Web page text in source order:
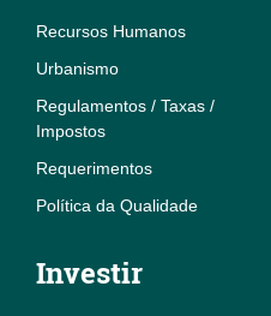
Recursos Humanos
Urbanismo
Regulamentos / Taxas /
Impostos
Requerimentos
Política da Qualidade
Investir